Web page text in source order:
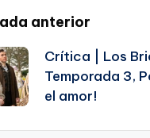
anterior
Crítica | Los
Temporada 3,
el amor!